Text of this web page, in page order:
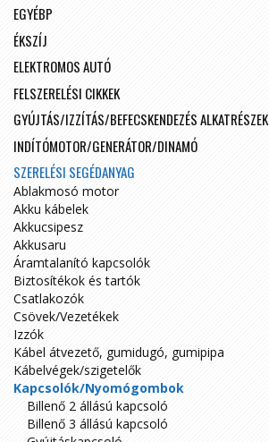
EGYÉBP
ÉKSZÍJ
ELEKTROMOS AUTÓ
FELSZERELÉSI CIKKEK
GYÚJTÁS/IZZÍTÁS/BEFECSKENDEZÉS ALKATRÉSZEK
INDÍTÓMOTOR/GENERÁTOR/DINAMÓ
SZERELÉSI SEGÉDANYAG
Ablakmosó motor
Akku kábelek
Akkucsipesz
Akkusaru
Áramtalanító kapcsolók
Biztosítékok és tartók
Csatlakozók
Csövek/Vezetékek
Izzók
Kábel átvezető, gumidugó, gumipipa
Kábelvégek/szigetelők
Kapcsolók/Nyomógombok
Billenő 2 állású kapcsoló
Billenő 3 állású kapcsoló